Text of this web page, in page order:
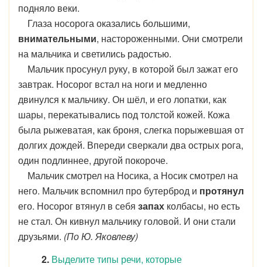
подняло веки.
Глаза носорога оказались большими,
внимательными, настороженными. Они смотрели
на мальчика и светились радостью.
Мальчик просунул руку, в которой был зажат его
завтрак. Носорог встал на ноги и медленно
двинулся к мальчику. Он шёл, и его лопатки, как
шары, перекатывались под толстой кожей. Кожа
была рыжеватая, как броня, слегка порыжевшая от
долгих дождей. Впереди сверкали два острых рога,
один подлиннее, другой покороче.
Мальчик смотрел на Носика, а Носик смотрел на
него. Мальчик вспомнил про бутерброд и протянул
его. Носорог втянул в себя запах колбасы, но есть
не стал. Он кивнул мальчику головой. И они стали
друзьями. (По Ю. Яковлеву)
2. Выделите типы речи, которые